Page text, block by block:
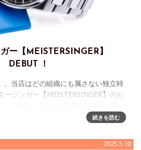
ガー【MEISTERSINGER】
DEBUT ！
、当店はどの組織にも属さない独立時
ージンガー【MEISTERSINGER】のお
続きを読む
2025.5.10